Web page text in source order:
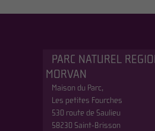
PARC NATUREL
MORVAN
Maison du Parc,
Les petites Fourches
530 route de Saulieu
58230 Saint-Brisson